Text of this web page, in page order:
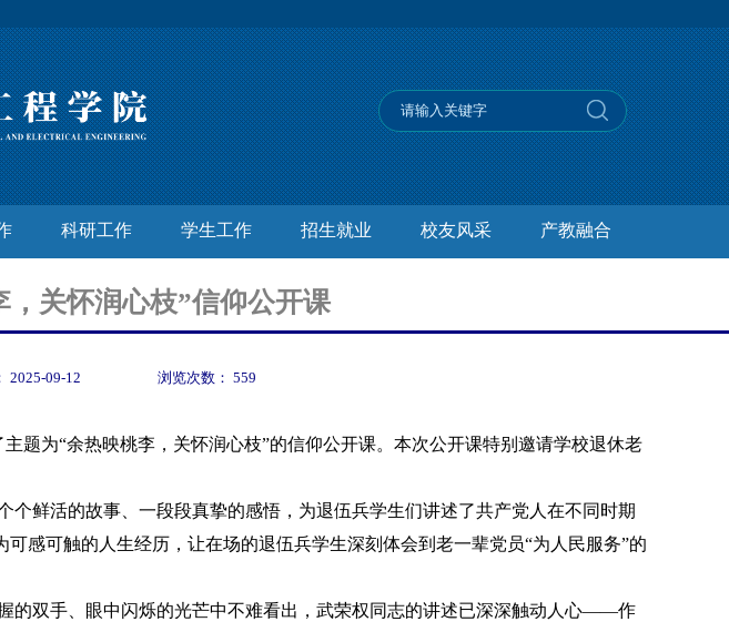
科研工作 学生工作 招生就业 校友风采 产教融合
关怀润心枝”信仰公开课
2025-09-12 浏览次数：559
主题为“余热映桃李 ， 关怀润心枝”的信仰公开课。本次公开课特别邀请学校退休老
个鲜活的故事、一段段真挚的感悟，为退伍兵学生们讲述了共产党人在不同时期
感可触的人生经历，让在场的退伍兵学生深刻体会到老一辈党员“为人民服务”的
双手、眼中闪烁的光芒中不难看出，武荣权同志的讲述已深深触动人心——作